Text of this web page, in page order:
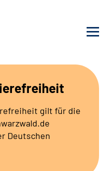
gilt für die
Deutschen